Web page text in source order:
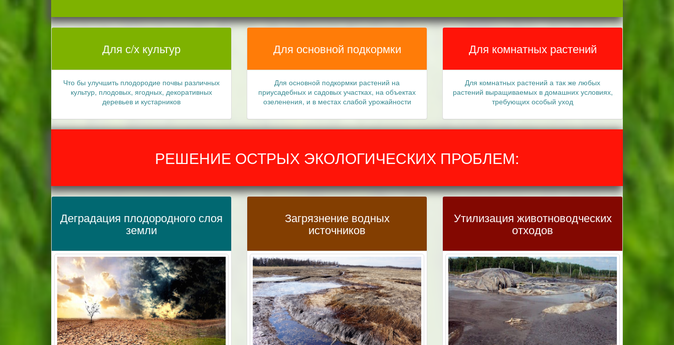
Для с/х культур
Что бы улучшить плодородие почвы различных
культур, плодовых, ягодных, декоративных
деревьев и кустарников
Для основной подкормки
Для основной подкормки растений на
приусадебных и садовых участках, на объектах
озеленения, и в местах слабой урожайности
Для комнатных растений
Для комнатных растений а так же любых
растений выращиваемых в домашних условиях,
требующих особый уход
РЕШЕНИЕ ОСТРЫХ ЭКОЛОГИЧЕСКИХ ПРОБЛЕМ:
Деградация плодородного слоя
земли
Загрязнение водных
источников
Утилизация животноводческих
отходов